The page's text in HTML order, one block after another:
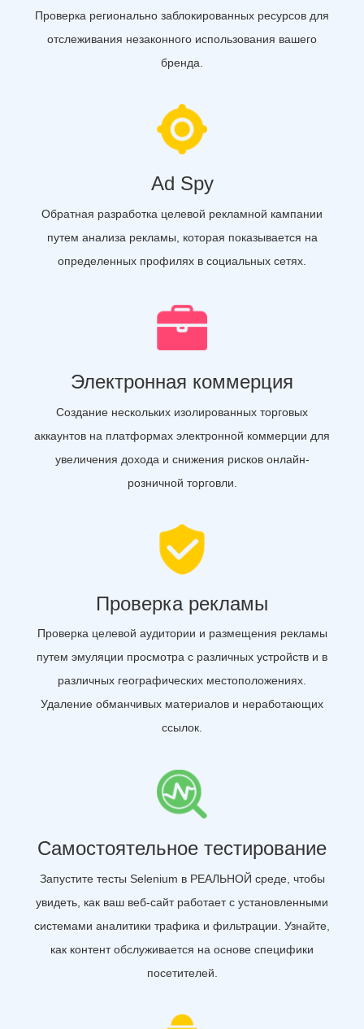
Проверка регионально заблокированных ресурсов для
отслеживания незаконного использования вашего
бренда.
Ad Spy
Обратная разработка целевой рекламной кампании
путем анализа рекламы, которая показывается на
определенных профилях в социальных сетях.
Электронная коммерция
Создание нескольких изолированных торговых
аккаунтов на платформах электронной коммерции для
увеличения дохода и снижения рисков онлайн-
розничной торговли.
Проверка рекламы
Проверка целевой аудитории и размещения рекламы
путем эмуляции просмотра с различных устройств и в
различных географических местоположениях.
Удаление обманчивых материалов и неработающих
ссылок.
Самостоятельное тестирование
Запустите тесты Selenium в РЕАЛЬНОЙ среде, чтобы
увидеть, как ваш веб-сайт работает с установленными
системами аналитики трафика и фильтрации. Узнайте,
как контент обслуживается на основе специфики
посетителей.